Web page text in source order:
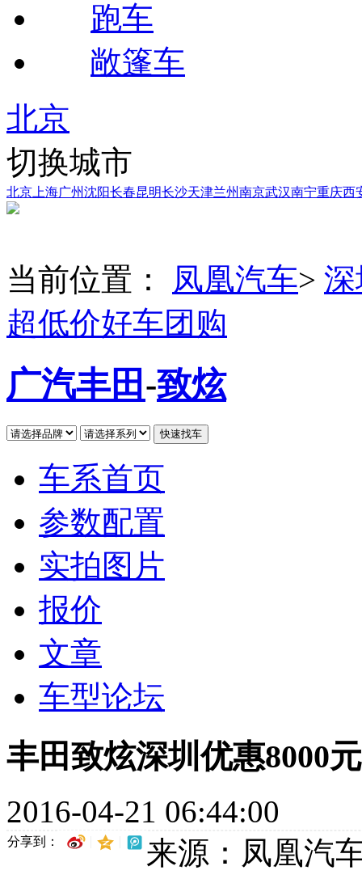
跑车
敞篷车
北京
切换城市
北京 上海广州沈阳长春昆明长沙天津兰州南京武汉南宁重庆西
当前位置： 凤凰汽车>
超低价好车团购
广汽丰田 -致炫
车系首页
参数配置
实拍图片
报价
文章
车型论坛
丰田致炫深圳优惠8000
2016-04-21 06:44:00
分享到： 来源：凤凰汽